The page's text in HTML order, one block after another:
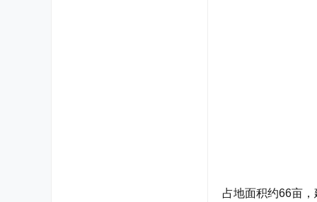
占地面积约66亩